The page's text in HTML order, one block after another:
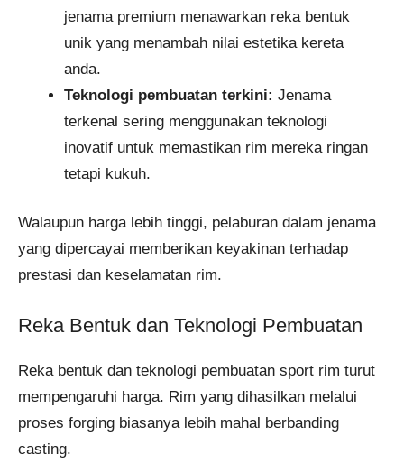
jenama premium menawarkan reka bentuk
unik yang menambah nilai estetika kereta
anda.
Teknologi pembuatan terkini: Jenama
terkenal sering menggunakan teknologi
inovatif untuk memastikan rim mereka ringan
tetapi kukuh.
Walaupun harga lebih tinggi, pelaburan dalam jenama
yang dipercayai memberikan keyakinan terhadap
prestasi dan keselamatan rim.
Reka Bentuk dan Teknologi Pembuatan
Reka bentuk dan teknologi pembuatan sport rim turut
mempengaruhi harga. Rim yang dihasilkan melalui
proses forging biasanya lebih mahal berbanding
casting.